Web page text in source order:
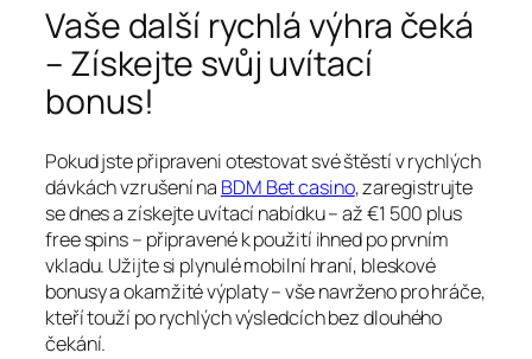
Vaše další rychlá výhra čeká
– Získejte svůj uvítací
bonus!
Pokud jste připraveni otestovat své štěstí v rychlých
dávkách vzrušení na BDM Bet casino, zaregistrujte
se dnes a získejte uvítací nabídku – až €1 500 plus
free spins – připravené k použití ihned po prvním
vkladu. Užijte si plynulé mobilní hraní, bleskové
bonusy a okamžité výplaty – vše navrženo pro hráče,
kteří touží po rychlých výsledcích bez dlouhého
čekání.